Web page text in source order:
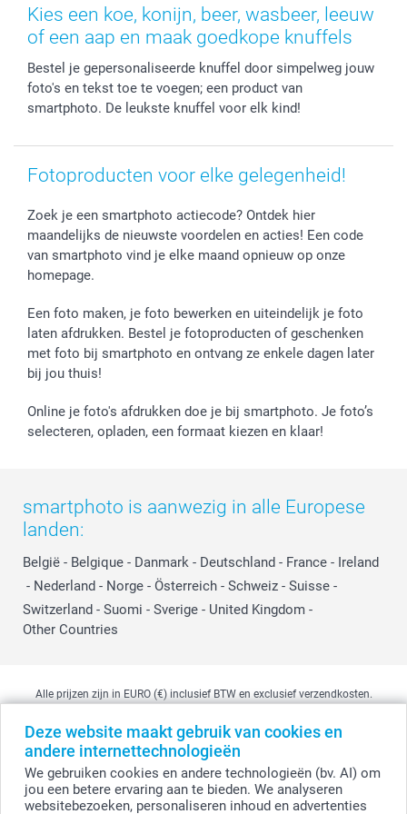
Deze website maakt gebruik van cookies en
andere internettechnologieën
We gebruiken cookies en andere technologieën (bv. AI) om
jou een betere ervaring aan te bieden. We analyseren
websitebezoeken, personaliseren inhoud en advertenties
Stickers en Etiketten
Fotokaders, Decoratie en Snoepjes
Geschenken voor hem
Afstuderen
Vaderdag
Verjaardag
Voorwaarden
Herroepingsrecht
Wettelijke garantie
Privacybeleid
Prijslijst
Jobs & Stages
smartgarantie
smartbonus
Grote bestellingen
Levering
smartfriends
Kies een koe, konijn, beer, wasbeer, leeuw
of een aap en maak goedkope knuffels
Bestel je gepersonaliseerde knuffel door simpelweg jouw
foto's en tekst toe te voegen; een product van
smartphoto. De leukste knuffel voor elk kind!
Fotoproducten voor elke gelegenheid!
Zoek je een smartphoto actiecode? Ontdek hier
maandelijks de nieuwste voordelen en acties! Een code
van smartphoto vind je elke maand opnieuw op onze
homepage.
Een foto maken, je foto bewerken en uiteindelijk je foto
laten afdrukken. Bestel je fotoproducten of geschenken
met foto bij smartphoto en ontvang ze enkele dagen later
bij jou thuis!
Online je foto's afdrukken doe je bij smartphoto. Je foto’s
selecteren, opladen, een formaat kiezen en klaar!
smartphoto is aanwezig in alle Europese
landen:
België - Belgique - Danmark - Deutschland - France - Ireland
- Nederland - Norge - Österreich - Schweiz - Suisse -
Switzerland - Suomi - Sverige - United Kingdom -
Other Countries
© smartphoto group. Alle rechten voorbehouden
smartphoto group NV.
Kwatrechtsteenweg 160, 9230 Wetteren, België
BTW-nummer BE 0405.706.755
Alle prijzen zijn in EURO (€) inclusief BTW en exclusief verzendkosten.